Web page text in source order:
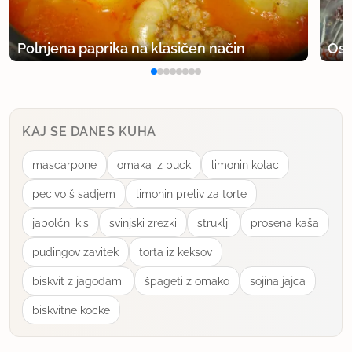
val
član od 2006 665 sporočil
modela za srnin hrbet!
uporabno
anka
član od 2005 4630 sporočil
26.9.2007 ob 9:21
Tole je pa suuuuuuper!!!!! Naredila sem
čokoladnega, sedaj moram kupit še en modelček
Polnjena paprika na klasičen način
KAJ SE DANES KUHA
mascarpone omaka iz buck limonin kolac
pecivo š sadjem limonin preliv za torte
jabolćni kis svinjski zrezki struklji prosena kaša
pudingov zavitek torta iz keksov
biskvit z jagodami špageti z omako sojina jajca
biskvitne kocke